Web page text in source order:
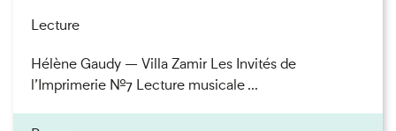
Lecture
Hélène Gaudy — Villa Zamir Les Invités de
l’Imprimerie n°7 Lecture musicale ...